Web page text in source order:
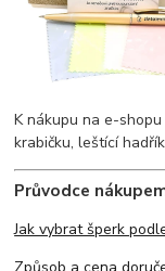
K nákupu na e-
krabičku, leštící
Průvodce
Jak vybrat šperk
Způsob a cena